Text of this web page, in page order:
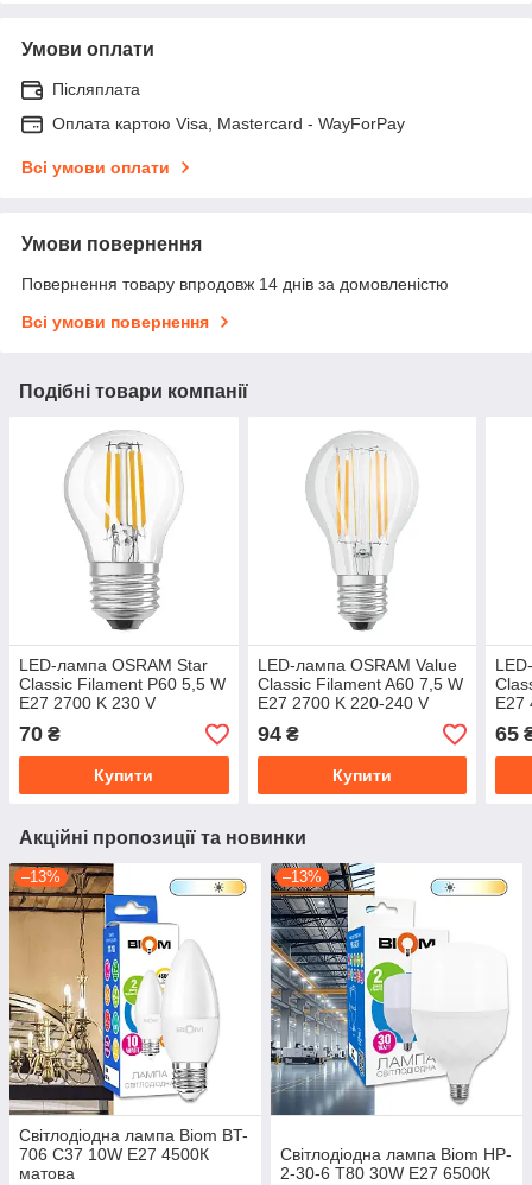
Умови оплати
Післяплата
Оплата картою Visa, Mastercard - WayForPay
Всі умови оплати
Умови повернення
Повернення товару впродовж 14 днів за домовленістю
Всі умови повернення
Подібні товари компанії
LED-лампа OSRAM Star
Classic Filament P60 5,5 W
E27 2700 K 230 V
(4058075434882)
70 ₴
Купити
LED-лампа OSRAM Value
Classic Filament A60 7,5 W
E27 2700 K 220-240 V
(4058075288669)
94₴
Купити
E27
65
Акційні пропозиції та новинки
–13%
Світлодіодна лампа Biom BT-
706 C37 10W E27 4500К
матова
–13%
Світлодіодна лампа Biom HP-
2-30-6 T80 30W E27 6500К